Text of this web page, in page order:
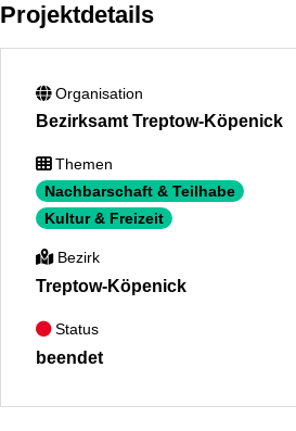
Projektdetails
Organisation
Bezirksamt Treptow-Köpenick
Themen
Nachbarschaft & Teilhabe
Kultur & Freizeit
Bezirk
Treptow-Köpenick
Status
beendet